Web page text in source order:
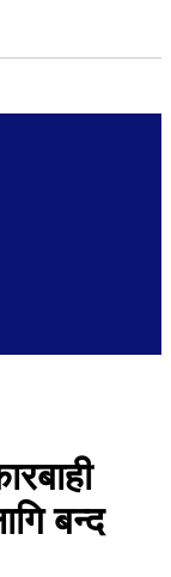
बन्द